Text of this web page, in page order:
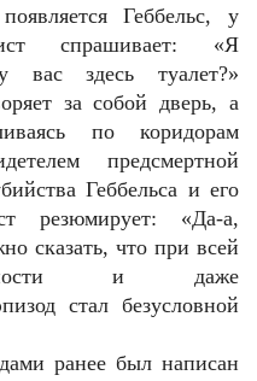
Геббельс, у
спрашивает: «Я
вас здесь туалет?»
за собой дверь, а
по коридорам
предсмертной
Геббельса и его
резюмирует: «Да-а,
сказать, что при всей
и даже
стал безусловной
ранее был написан